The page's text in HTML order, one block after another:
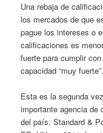
Una rebaja de
los mercados de que
pague los intereses o
calificaciones es
fuerte para cumplir
capacidad “muy fuerte”.
Esta es la segunda
importante agencia de
del país. Standard &